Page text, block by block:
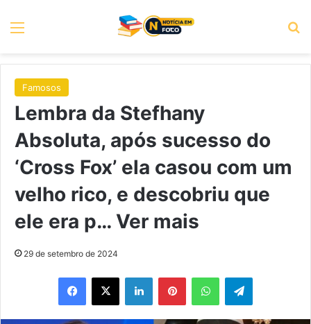
Menu
Famosos
Lembra da Stefhany
Absoluta, após sucesso do
‘Cross Fox’ ela casou com um
velho rico, e descobriu que
ele era p… Ver mais
29 de setembro de 2024
Facebook
X LinkedinPinterestWhatsAppTelegram